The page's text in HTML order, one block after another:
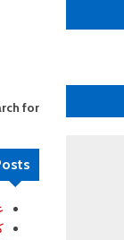
for: